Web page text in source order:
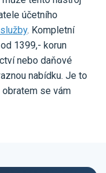
účetního
. Kompletní
1399,- korun
nebo daňové
nabídku. Je to
obratem se vám